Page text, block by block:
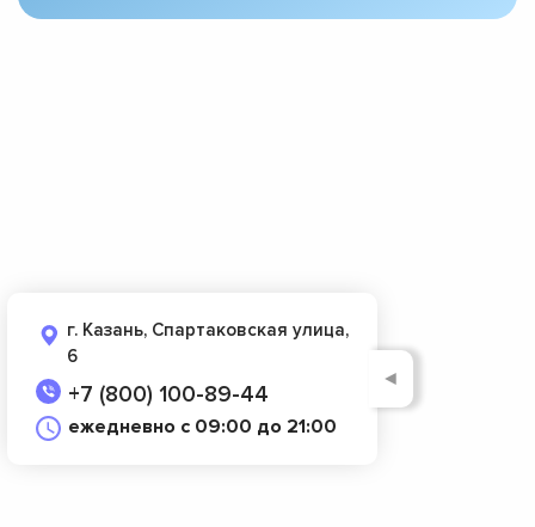
г. Казань, Спартаковская улица,
6
+7 (800) 100-89-44
ежедневно с 09:00 до 21:00
◄